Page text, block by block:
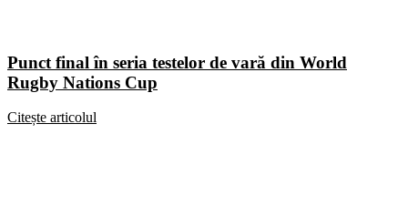
Punct final în seria testelor de vară din World
Rugby Nations Cup
Citește articolul